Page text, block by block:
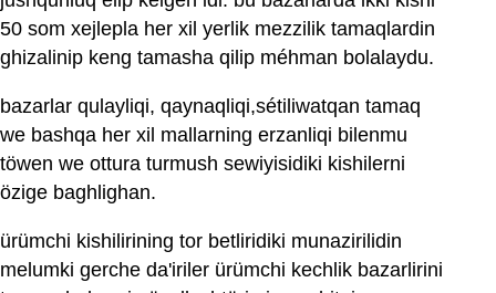
50 som xejlepla her xil yerlik mezzilik tamaqlardin
ghizalinip keng tamasha qilip méhman bolalaydu.
bazarlar qulayliqi, qaynaqliqi,sétiliwatqan tamaq
we bashqa her xil mallarning erzanliqi bilenmu
töwen we ottura turmush sewiyisidiki kishilerni
özige baghlighan.
ürümchi kishilirining tor betliridiki munazirilidin
melumki gerche da'iriler ürümchi kechlik bazarlirini